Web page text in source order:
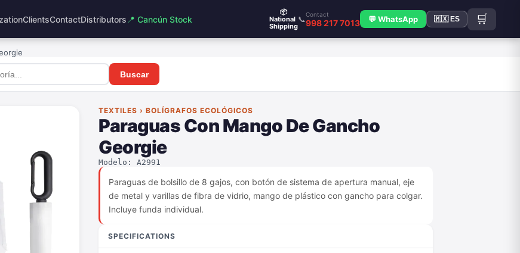
ClientsContactDistributors 📍 Cancún Stock
📦
National
Shipping
📞
Contact
998 217 7013 💬 WhatsApp 🇲🇽 ES 🛒
Buscar
TEXTILES › BOLÍGRAFOS ECOLÓGICOS
Paraguas Con Mango De Gancho
Georgie
Modelo: A2991
Paraguas de bolsillo de 8 gajos, con botón de sistema de apertura manual, eje
de metal y varillas de fibra de vidrio, mango de plástico con gancho para colgar.
Incluye funda individual.
SPECIFICATIONS